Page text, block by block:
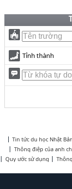
Tỉnh thành
Tin tức du học Nhật Bản
Thông điệp của anh
Quy ước sử dụng